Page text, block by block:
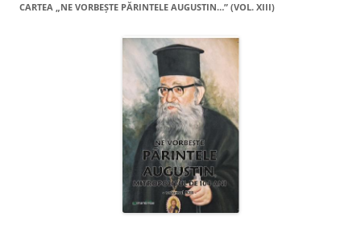
CARTEA „NE VORBEŞTE PĂRINTELE AUGUSTIN…” (VOL. XIII)